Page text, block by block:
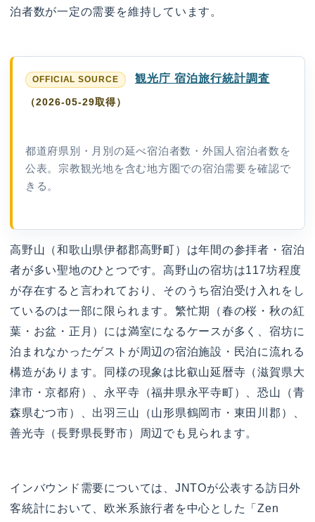
泊者数が一定の需要を維持しています。
観光庁 宿泊旅行統計調査
（2026-05-29取得）
都道府県別・月別の延べ宿泊者数・外国人宿泊者数を
公表。宗教観光地を含む地方圏での宿泊需要を確認で
きる。
高野山（和歌山県伊都郡高野町）は年間の参拝者・宿泊
者が多い聖地のひとつです。高野山の宿坊は117坊程度
が存在すると言われており、そのうち宿泊受け入れをし
ているのは一部に限られます。繁忙期（春の桜・秋の紅
葉・お盆・正月）には満室になるケースが多く、宿坊に
泊まれなかったゲストが周辺の宿泊施設・民泊に流れる
構造があります。同様の現象は比叡山延暦寺（滋賀県大
津市・京都府）、永平寺（福井県永平寺町）、恐山（青
森県むつ市）、出羽三山（山形県鶴岡市・東田川郡）、
善光寺（長野県長野市）周辺でも見られます。
インバウンド需要については、JNTOが公表する訪日外
客統計において、欧米系旅行者を中心とした「Zen